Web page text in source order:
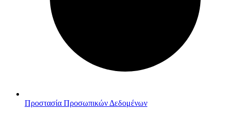
Προστασία Προσωπικών Δεδομένων